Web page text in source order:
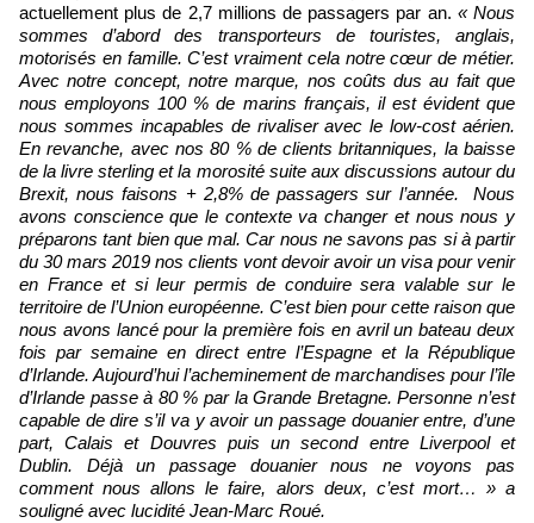
actuellement plus de 2,7 millions de passagers par an. « Nous
sommes d’abord des transporteurs de touristes, anglais,
motorisés en famille. C’est vraiment cela notre cœur de métier.
Avec notre concept, notre marque, nos coûts dus au fait que
nous employons 100 % de marins français, il est évident que
nous sommes incapables de rivaliser avec le low-cost aérien.
En revanche, avec nos 80 % de clients britanniques, la baisse
de la livre sterling et la morosité suite aux discussions autour du
Brexit, nous faisons + 2,8% de passagers sur l’année. Nous
avons conscience que le contexte va changer et nous nous y
préparons tant bien que mal. Car nous ne savons pas si à partir
du 30 mars 2019 nos clients vont devoir avoir un visa pour venir
en France et si leur permis de conduire sera valable sur le
territoire de l’Union européenne. C’est bien pour cette raison que
nous avons lancé pour la première fois en avril un bateau deux
fois par semaine en direct entre l’Espagne et la République
d’Irlande. Aujourd’hui l’acheminement de marchandises pour l’île
d’Irlande passe à 80 % par la Grande Bretagne. Personne n’est
capable de dire s’il va y avoir un passage douanier entre, d’une
part, Calais et Douvres puis un second entre Liverpool et
Dublin. Déjà un passage douanier nous ne voyons pas
comment nous allons le faire, alors deux, c’est mort… » a
souligné avec lucidité Jean-Marc Roué.